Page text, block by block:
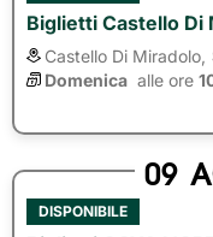
Biglietti Castello Di
Castello Di Miradolo,
Domenica alle ore
09
DISPONIBILE